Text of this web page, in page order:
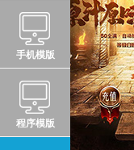
手机模版
程序模版